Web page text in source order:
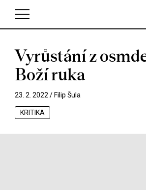
V košíku zatím
Vyrůstání z
Boží ruka
23. 2. 2022 / Filip Šula
KRITIKA